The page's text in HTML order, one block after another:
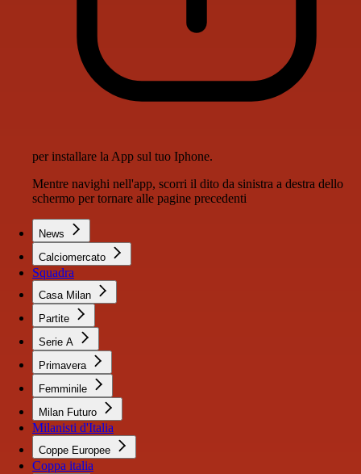
per installare la App sul tuo Iphone.
Mentre navighi nell'app, scorri il dito da sinistra a destra dello
schermo per tornare alle pagine precedenti
News
Calciomercato
Squadra
Casa Milan
Partite
Serie A
Primavera
Femminile
Milan Futuro
Milanisti d'Italia
Coppe Europee
Coppa italia